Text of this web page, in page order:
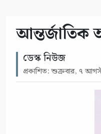
আন্তর্জাতিক
ডেস্ক নিউজ
প্রকাশিত: শুক্রবার, ৭